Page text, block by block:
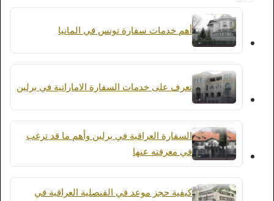
أهم خدمات سفارة تونس في المانيا
تعرف على خدمات السفارة الاماراتية في برلين
السفارة العراقية في برلين وأهم ما قد ترغب
في معرفته عنها
كيفية حجز موعد في القنصلية العراقية في